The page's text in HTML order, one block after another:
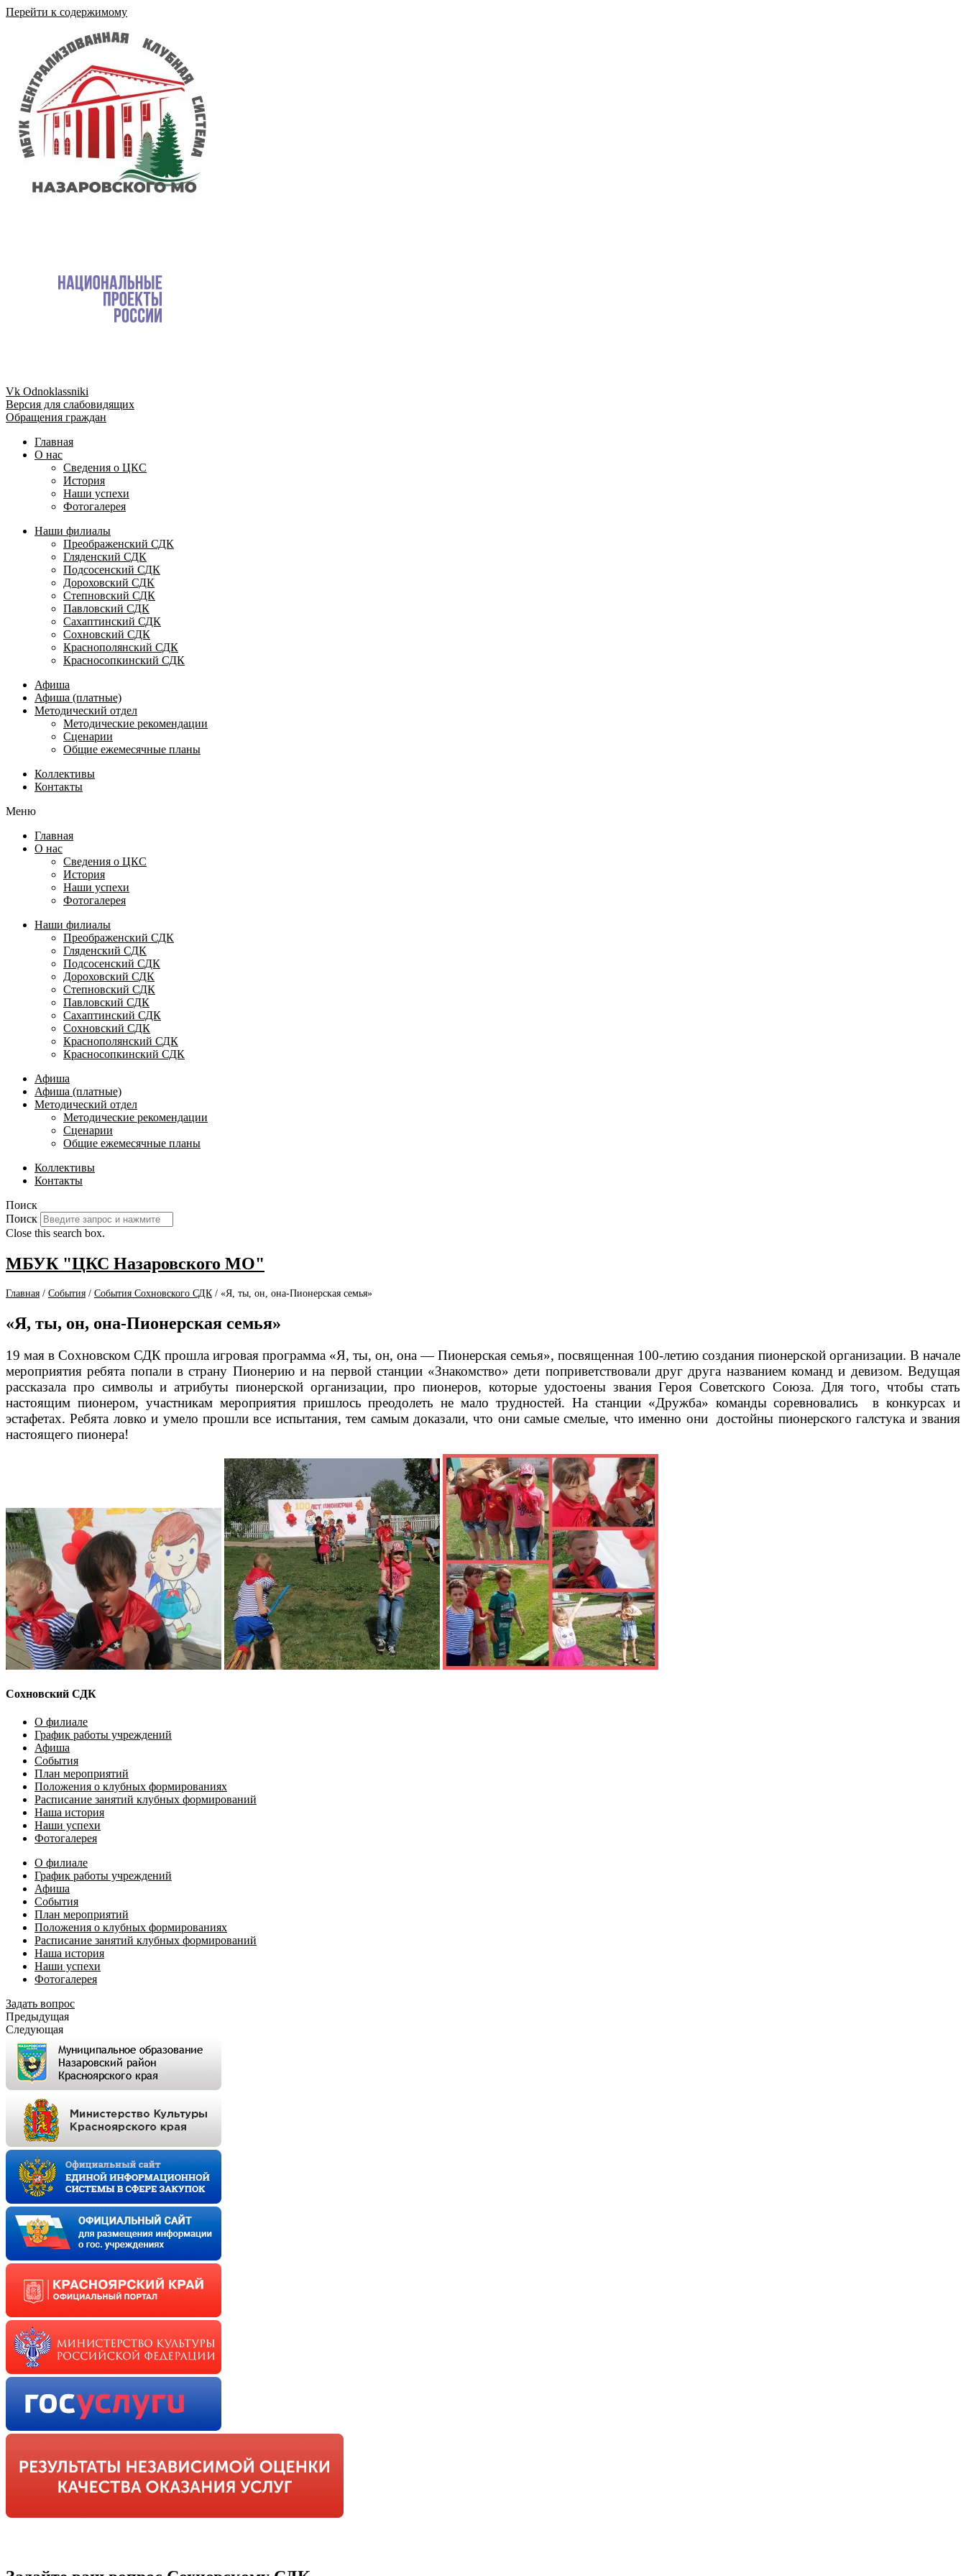
Перейти к содержимому
Vk Odnoklassniki
Версия для слабовидящих
Обращения граждан
Главная
О нас
Сведения о ЦКС
История
Наши успехи
Фотогалерея
Наши филиалы
Преображенский СДК
Гляденский СДК
Подсосенский СДК
Дороховский СДК
Степновский СДК
Павловский СДК
Сахаптинский СДК
Сохновский СДК
Краснополянский СДК
Красносопкинский СДК
Афиша
Афиша (платные)
Методический отдел
Методические рекомендации
Сценарии
Общие ежемесячные планы
Коллективы
Контакты
Меню
Главная
О нас
Сведения о ЦКС
История
Наши успехи
Фотогалерея
Наши филиалы
Преображенский СДК
Гляденский СДК
Подсосенский СДК
Дороховский СДК
Степновский СДК
Павловский СДК
Сахаптинский СДК
Сохновский СДК
Краснополянский СДК
Красносопкинский СДК
Афиша
Афиша (платные)
Методический отдел
Методические рекомендации
Сценарии
Общие ежемесячные планы
Коллективы
Контакты
Поиск
Поиск
Close this search box.
МБУК "ЦКС Назаровского МО"
Главная / События / События Сохновского СДК / «Я, ты, он, она-Пионерская семья»
«Я, ты, он, она-Пионерская семья»
19 мая в Сохновском СДК прошла игровая программа «Я, ты, он, она — Пионерская семья», посвященная 100-летию создания пионерской организации. В начале
мероприятия ребята попали в страну Пионерию и на первой станции «Знакомство» дети поприветствовали друг друга названием команд и девизом. Ведущая
рассказала про символы и атрибуты пионерской организации, про пионеров, которые удостоены звания Героя Советского Союза. Для того, чтобы стать
настоящим пионером, участникам мероприятия пришлось преодолеть не мало трудностей. На станции «Дружба» команды соревновались в конкурсах и
эстафетах. Ребята ловко и умело прошли все испытания, тем самым доказали, что они самые смелые, что именно они достойны пионерского галстука и звания
настоящего пионера!
Сохновский СДК
О филиале
График работы учреждений
Афиша
События
План мероприятий
Положения о клубных формированиях
Расписание занятий клубных формирований
Наша история
Наши успехи
Фотогалерея
О филиале
График работы учреждений
Афиша
События
План мероприятий
Положения о клубных формированиях
Расписание занятий клубных формирований
Наша история
Наши успехи
Фотогалерея
Задать вопрос
Предыдущая
Следующая